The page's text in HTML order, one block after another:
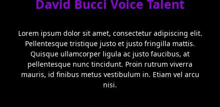
David Bucci Voice Talent
Lorem ipsum dolor sit amet, consectetur adipiscing elit.
Pellentesque tristique justo et justo fringilla mattis.
Quisque ullamcorper ligula ac justo faucibus, at
pellentesque nunc tincidunt. Proin rutrum viverra
mauris, id finibus metus vestibulum in. Etiam vel arcu
nisi.